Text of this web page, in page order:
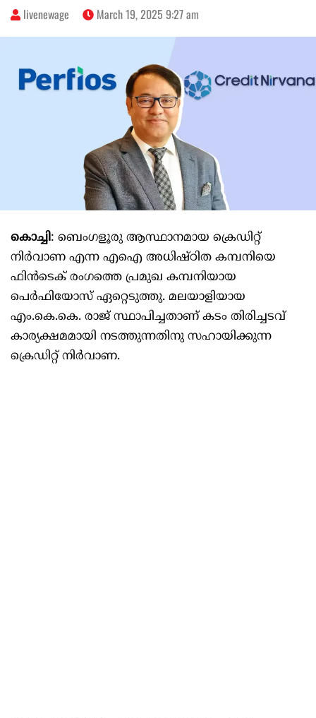
livenewage March 19, 2025 9:27 am
കൊച്ചി: ബെംഗളൂരു ആസ്ഥാനമായ ക്രെഡിറ്റ്
നിർവാണ എന്ന എഐ അധിഷ്ഠിത കമ്പനിയെ
ഫിൻടെക് രംഗത്തെ പ്രമുഖ കമ്പനിയായ
പെർഫിയോസ് ഏറ്റെടുത്തു. മലയാളിയായ
എം.കെ.കെ. രാജ് സ്ഥാപിച്ചതാണ് കടം തിരിച്ചടവ്
കാര്യക്ഷമമായി നടത്തുന്നതിനു സഹായിക്കുന്ന
ക്രെഡിറ്റ് നിർവാണ.